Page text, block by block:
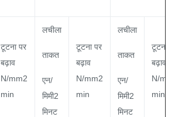
टूटना पर
बढ़ाव
N/mm2
min
लचीला
ताकत
एन/
मिमी2
मिनट
टूटना पर
बढ़ाव
N/mm2
min
लचीला
ताकत
एन/
मिमी2
मिनट
टूटना
बढ़ाव
N/
min